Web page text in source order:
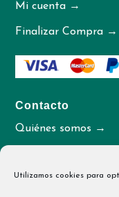
Utilizamos cookies para
Mi cuenta →
Finalizar Compra →
Contacto
Quiénes somos →